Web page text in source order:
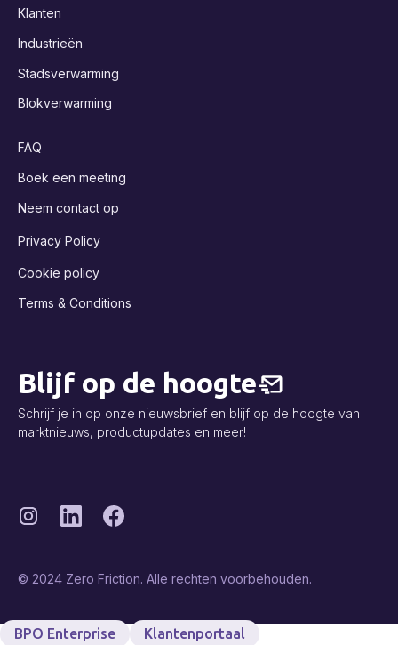
Klanten
Industrieën
Stadsverwarming
Blokverwarming
FAQ
Boek een meeting
Neem contact op
Privacy Policy
Cookie policy
Terms & Conditions
Blijf op de hoogte
Schrijf je in op onze nieuwsbrief en blijf op de hoogte van
marktnieuws, productupdates en meer!
© 2024 Zero Friction. Alle rechten voorbehouden.
BPO Enterprise Klantenportaal